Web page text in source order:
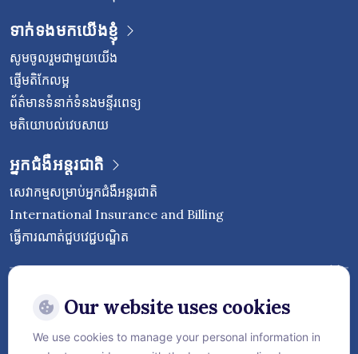
ទាក់ទងមកយើងខ្ញុំ
សូមចូលរួមជាមួយយើង
ផ្ញើមតិកែលម្អ
ព័ត៌មានទំនាក់ទំនងមន្ទីរពេទ្យ
មតិយោបល់វេបសាយ
អ្នកជំងឺអន្តរជាតិ
សេវាកម្មសម្រាប់អ្នកជំងឺអន្តរជាតិ
International Insurance and Billing
ធ្វើការណាត់ជួបវេជ្ជបណ្ឌិត
Follow Vejthani International
HospitalOur website uses cookies
We use cookies to manage your personal information in